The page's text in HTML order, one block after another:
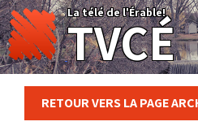
Skip
to
content
La télé de l'Érable!
TVCÉ
RETOUR VERS LA PAGE